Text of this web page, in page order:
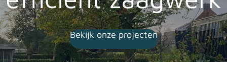
Bekijk onze projecten